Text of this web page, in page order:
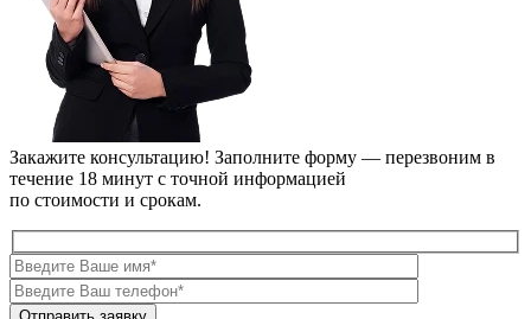
Закажите консультацию! Заполните форму — перезвоним в
течение 18 минут с точной информацией
по стоимости и срокам.